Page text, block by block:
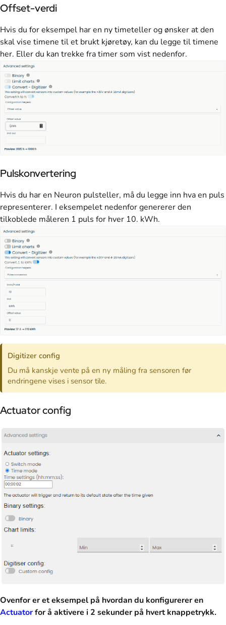
Offset-verdi
Hvis du for eksempel har en ny timeteller og ønsker at den
skal vise timene til et brukt kjøretøy, kan du legge til timene
her. Eller du kan trekke fra timer som vist nedenfor.
Pulskonvertering
Hvis du har en Neuron pulsteller, må du legge inn hva en puls
representerer. I eksempelet nedenfor genererer den
tilkoblede måleren 1 puls for hver 10. kWh.
Digitizer config
Du må kanskje vente på en ny måling fra sensoren før
endringene vises i sensor tile.
Actuator config
Ovenfor er et eksempel på hvordan du konfigurerer en
Actuatorfor å aktivere i 2 sekunder på hvert knappetrykk.